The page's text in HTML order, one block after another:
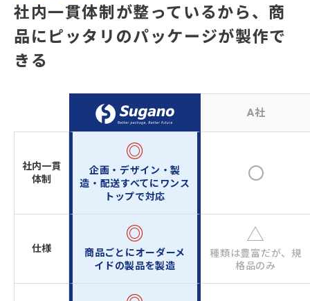
社内一貫体制が整っているから、 商
品にピッタリのパッケージが製作で
きる
A社
社内一貫
体制
◎
企画・デザイン・製
造・配送すべてにワンス
トップで対応
仕様
◎
商品ごとにオーダーメ
イドの製品を製造
△
種類は豊富だが、規
格品のみ